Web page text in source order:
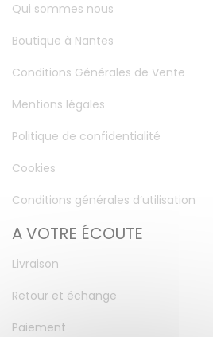
Qui sommes nous
Boutique à Nantes
Conditions Générales de Vente
Mentions légales
Politique de confidentialité
Cookies
Conditions générales d’utilisation
A VOTRE ÉCOUTE
Livraison
Retour et échange
Paiement